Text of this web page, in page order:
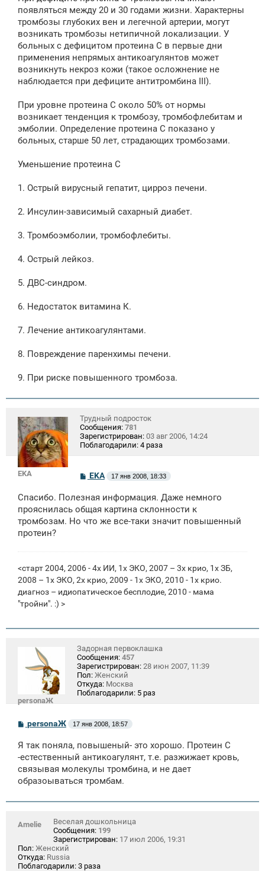
появляться между 20 и 30 годами жизни. Характерны
тромбозы глубоких вен и легечной артерии, могут
возникать тромбозы нетипичной локализации. У
больных с дефицитом протеина С в первые дни
применения непрямых антикоагулянтов может
возникнуть некроз кожи (такое осложнение не
наблюдается при дефиците антитромбина III).
При уровне протеина С около 50% от нормы
возникает тенденция к тромбозу, тромбофлебитам и
эмболии. Определение протеина С показано у
больных, старше 50 лет, страдающих тромбозами.
Уменьшение протеина С
1. Острый вирусный гепатит, цирроз печени.
2. Инсулин-зависимый сахарный диабет.
3. Тромбоэмболии, тромбофлебиты.
4. Острый лейкоз.
5. ДВС-синдром.
6. Недостаток витамина К.
7. Лечение антикоагулянтами.
8. Повреждение паренхимы печени.
9. При риске повышенного тромбоза.
EKA
Трудный подросток
Сообщения: 781
Зарегистрирован: 03 авг 2006, 14:24
Поблагодарили: 4 раза
С
б
щ
н
EKA 17 янв 2008, 18:33
Спасибо. Полезная информация. Даже немного
прояснилась общая картина склонности к
тромбозам. Но что же все-таки значит повышенный
протеин?
<старт 2004, 2006 - 4х ИИ, 1х ЭКО, 2007 – 3х крио, 1х ЗБ,
2008 – 1х ЭКО, 2х крио, 2009 - 1x ЭКО, 2010 - 1х крио.
диагноз – идиопатическое бесплодие, 2010 - мама
"тройни". :) >
personaЖ
Задорная первоклашка
Сообщения: 457
Зарегистрирован: 28 июн 2007, 11:39
Пол: Женский
Откуда: Москва
Поблагодарили: 5 раз
С
о
б
щ
н
и
personaЖ 17 янв 2008, 18:57
Я так поняла, повышеный- это хорошо. Протеин С
-естественный антикоагулянт, т.е. разжижает кровь,
связывая молекулы тромбина, и не дает
образоываться тромбам.
Amelie
Веселая дошкольница
Сообщения: 199
Зарегистрирован: 17 июл 2006, 19:31
Пол: Женский
Откуда: Russia
Поблагодарили: 3 раза